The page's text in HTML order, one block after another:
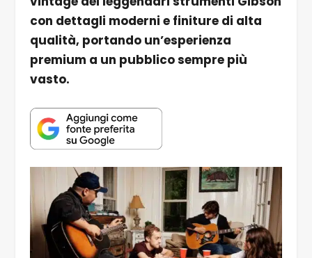
con dettagli moderni e finiture di alta
qualità, portando un’esperienza
premium a un pubblico sempre più
vasto.